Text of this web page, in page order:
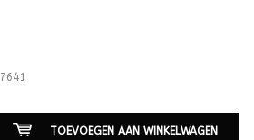
7641
TOEVOEGEN AAN WINKELWAGEN